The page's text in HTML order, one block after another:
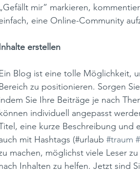
„Gefällt mir” markieren,
eine Online-Community
Inhalte erstellen
Blog ist eine tolle Möglichkeit,
zu positionieren. Sorgen
Sie Ihre Beiträge je nach
können individuell angepasst
eine kurze Beschreibung und
mit Hashtags (#urlaub #traum
machen, möglichst viele Leser
Inhalten zu helfen. Jetzt sind